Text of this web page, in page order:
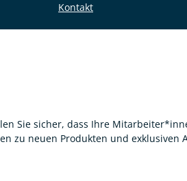
Kontakt
Sie sicher, dass Ihre
zu neuen Produkten und exklusiven